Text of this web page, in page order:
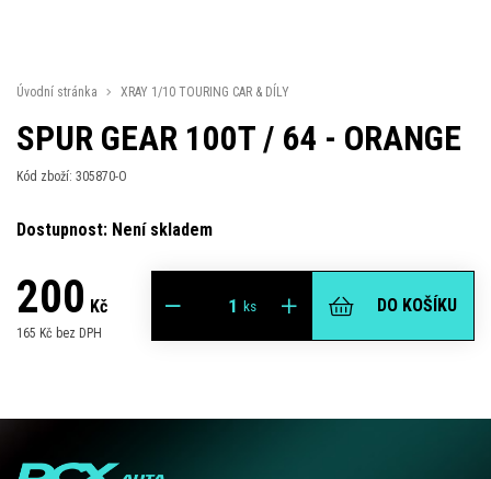
Úvodní stránka XRAY 1/10 TOURING CAR & DÍLY
SPUR GEAR 100T / 64 - ORANGE
Kód zboží: 305870-O
Dostupnost: Není skladem
200 Kč
165 Kč bez DPH
ks DO KOŠÍKU